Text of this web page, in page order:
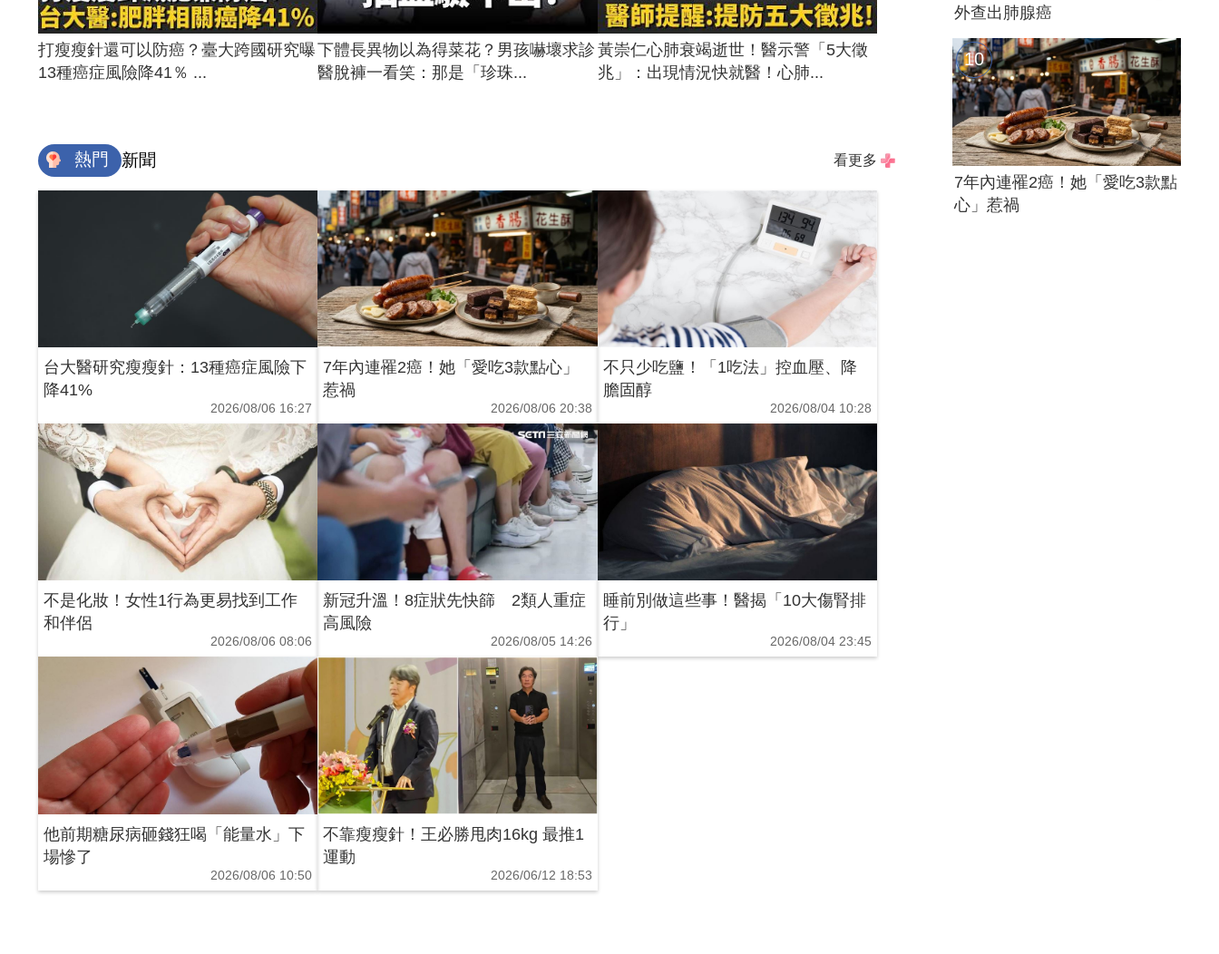
打瘦瘦針還可以防癌？臺大跨國研究曝
13種癌症風險降41％ ...
下體長異物以為得菜花？男孩嚇壞求診
醫脫褲一看笑：那是「珍珠...
黃崇仁心肺衰竭逝世！醫示警「5大徵
兆」：出現情況快就醫！心肺...
熱門 新聞 看更多
台大醫研究瘦瘦針：13種癌症風險下
降41%
2026/08/06 16:27
7年內連罹2癌！她「愛吃3款點心」
惹禍
2026/08/06 20:38
不只少吃鹽！「1吃法」控血壓、降
膽固醇
2026/08/04 10:28
不是化妝！女性1行為更易找到工作
和伴侶
2026/08/06 08:06
新冠升溫！8症狀先快篩 2類人重症
高風險
2026/08/05 14:26
睡前別做這些事！醫揭「10大傷腎排
行」
2026/08/04 23:45
他前期糖尿病砸錢狂喝「能量水」下
場慘了
2026/08/06 10:50
不靠瘦瘦針！王必勝甩肉16kg 最推1
運動
2026/06/12 18:53
外查出肺腺癌
7年內連罹2癌！她「愛吃3款點
心」惹禍